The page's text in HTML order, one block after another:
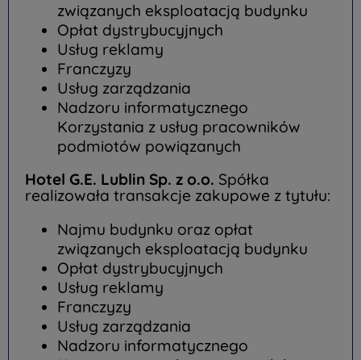
związanych eksploatacją budynku
Opłat dystrybucyjnych
Usług reklamy
Franczyzy
Usług zarządzania
Nadzoru informatycznego
Korzystania z usług pracowników
podmiotów powiązanych
Hotel G.E. Lublin Sp. z o.o. Spółka
realizowała transakcje zakupowe z tytułu:
Najmu budynku oraz opłat
związanych eksploatacją budynku
Opłat dystrybucyjnych
Usług reklamy
Franczyzy
Usług zarządzania
Nadzoru informatycznego